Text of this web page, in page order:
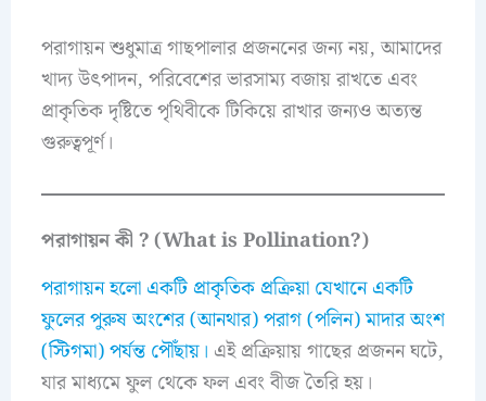
পরাগায়ন শুধুমাত্র গাছপালার প্রজননের জন্য নয়, আমাদের
খাদ্য উৎপাদন, পরিবেশের ভারসাম্য বজায় রাখতে এবং
প্রাকৃতিক দৃষ্টিতে পৃথিবীকে টিকিয়ে রাখার জন্যও অত্যন্ত
গুরুত্বপূর্ণ।
পরাগায়ন কী ? (What is Pollination?)
পরাগায়ন হলো একটি প্রাকৃতিক প্রক্রিয়া যেখানে একটি
ফুলের পুরুষ অংশের (আনথার) পরাগ (পলিন) মাদার অংশ
(স্টিগমা) পর্যন্ত পৌঁছায়। এই প্রক্রিয়ায় গাছের প্রজনন ঘটে,
যার মাধ্যমে ফুল থেকে ফল এবং বীজ তৈরি হয়।